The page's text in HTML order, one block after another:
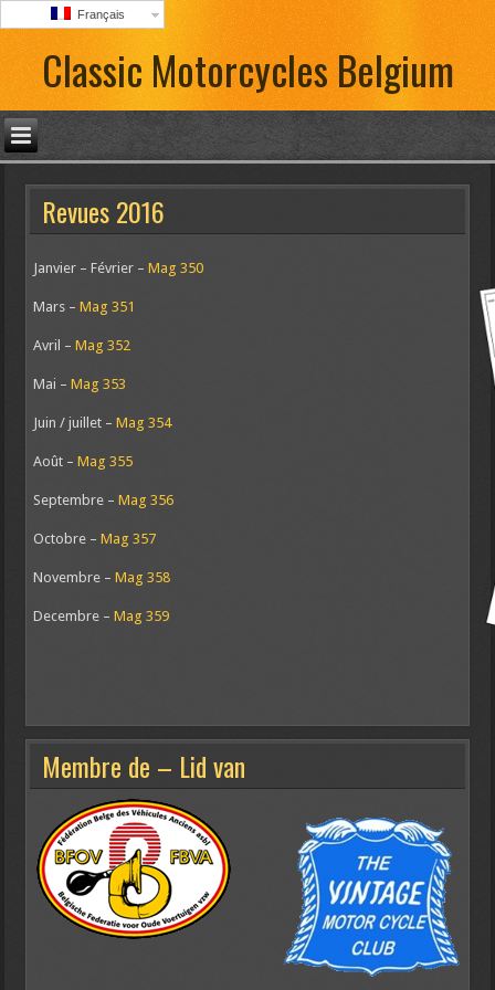
Français
Classic Motorcycles Belgium
Revues 2016
Janvier – Février –Mag 350
Mars –Mag 351
Avril –Mag 352
Mai –Mag 353
Juin / juillet –Mag 354
Août –Mag 355
Septembre –Mag 356
Octobre –Mag 357
Novembre –Mag 358
Decembre –Mag 359
Membre de – Lid van